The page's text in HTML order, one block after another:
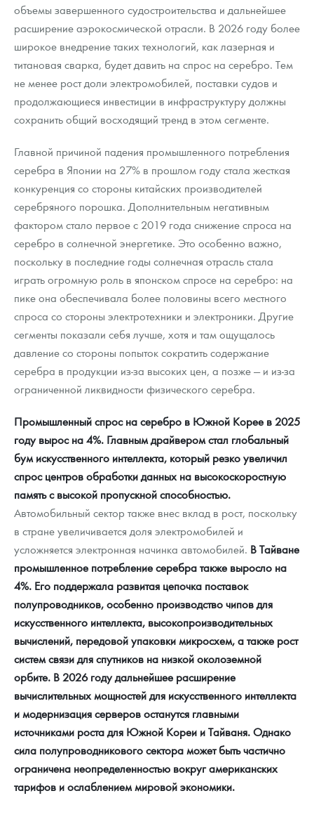
объемы завершенного судостроительства и дальнейшее
расширение аэрокосмической отрасли. В 2026 году более
широкое внедрение таких технологий, как лазерная и
титановая сварка, будет давить на спрос на серебро. Тем
не менее рост доли электромобилей, поставки судов и
продолжающиеся инвестиции в инфраструктуру должны
сохранить общий восходящий тренд в этом сегменте.
Главной причиной падения промышленного потребления
серебра в Японии на 27% в прошлом году стала жесткая
конкуренция со стороны китайских производителей
серебряного порошка. Дополнительным негативным
фактором стало первое с 2019 года снижение спроса на
серебро в солнечной энергетике. Это особенно важно,
поскольку в последние годы солнечная отрасль стала
играть огромную роль в японском спросе на серебро: на
пике она обеспечивала более половины всего местного
спроса со стороны электротехники и электроники. Другие
сегменты показали себя лучше, хотя и там ощущалось
давление со стороны попыток сократить содержание
серебра в продукции из-за высоких цен, а позже — и из-за
ограниченной ликвидности физического серебра.
Промышленный спрос на серебро в Южной Корее в 2025
году вырос на 4%. Главным драйвером стал глобальный
бум искусственного интеллекта, который резко увеличил
спрос центров обработки данных на высокоскоростную
память с высокой пропускной способностью.
Автомобильный сектор также внес вклад в рост, поскольку
в стране увеличивается доля электромобилей и
усложняется электронная начинка автомобилей. В Тайване
промышленное потребление серебра также выросло на
4%. Его поддержала развитая цепочка поставок
полупроводников, особенно производство чипов для
искусственного интеллекта, высокопроизводительных
вычислений, передовой упаковки микросхем, а также рост
систем связи для спутников на низкой околоземной
орбите. В 2026 году дальнейшее расширение
вычислительных мощностей для искусственного интеллекта
и модернизация серверов останутся главными
источниками роста для Южной Кореи и Тайваня. Однако
сила полупроводникового сектора может быть частично
ограничена неопределенностью вокруг американских
тарифов и ослаблением мировой экономики.